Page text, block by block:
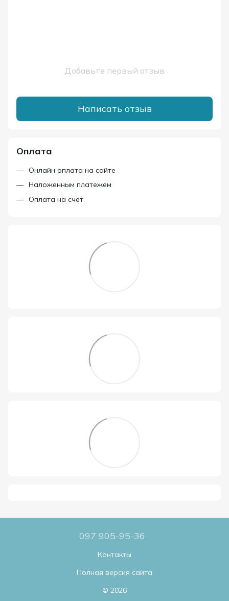
Добавьте первый отзыв
Написать отзыв
Оплата
Онлайн оплата на сайте
Наложенным платежем
Оплата на счет
097 905-95-36
Контакты
Полная версия сайта
© 2026